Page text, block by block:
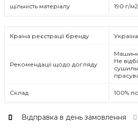
щільність матеріалу 190 г/м2
Країна реєстрації бренду Україна
Рекомендації щодо догляду
Не
Склад 100%
Відправка в день замовлення